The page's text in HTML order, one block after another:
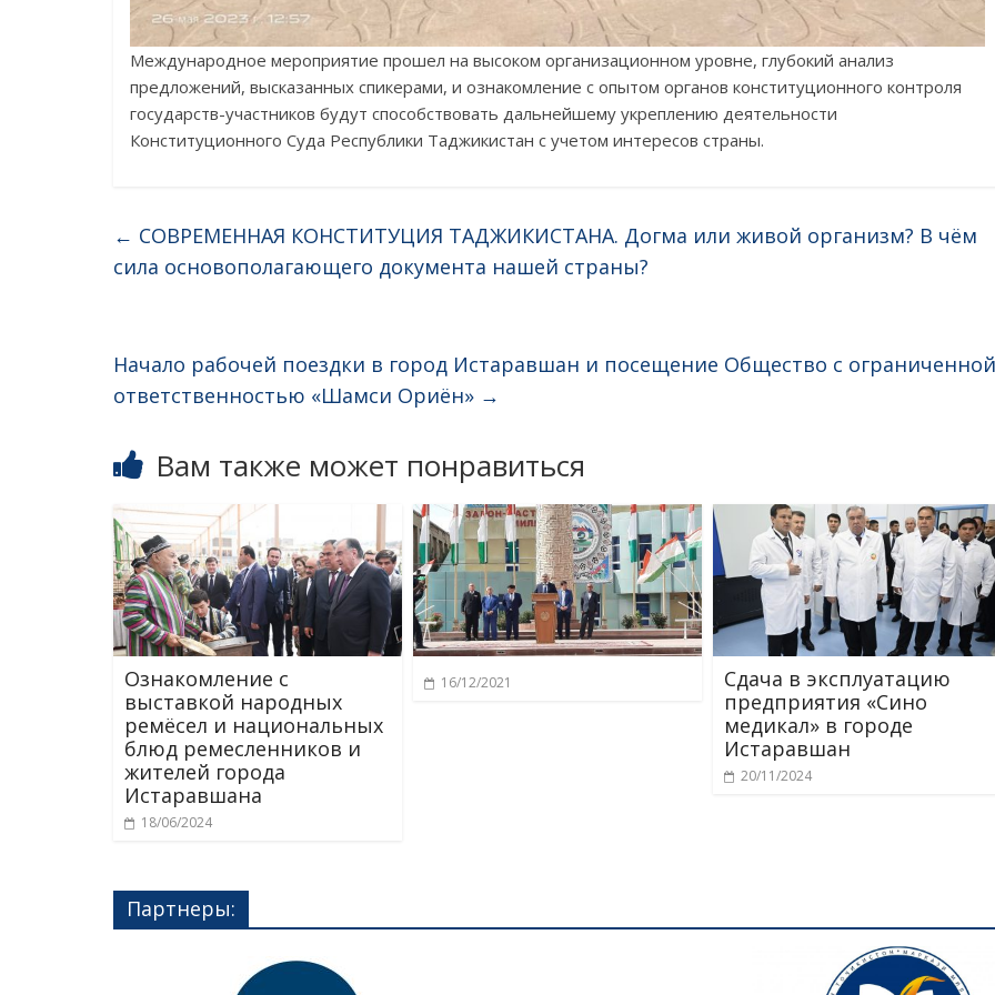
Международное мероприятие прошел на высоком организационном уровне, глубокий анализ
предложений, высказанных спикерами, и ознакомление с опытом органов конституционного контроля
государств-участников будут способствовать дальнейшему укреплению деятельности
Конституционного Суда Республики Таджикистан с учетом интересов страны.
← СОВРЕМЕННАЯ КОНСТИТУЦИЯ ТАДЖИКИСТАНА. Догма или живой организм? В чём
сила основополагающего документа нашей страны?
Начало рабочей поездки в город Истаравшан и посещение Общество с ограниченной
ответственностью «Шамси Ориён» →
Вам также может понравиться
Ознакомление с
выставкой народных
ремёсел и национальных
блюд ремесленников и
жителей города
Истаравшана
18/06/2024
16/12/2021
Сдача в эксплуатацию
предприятия «Сино
медикал» в городе
Истаравшан
20/11/2024
Партнеры: